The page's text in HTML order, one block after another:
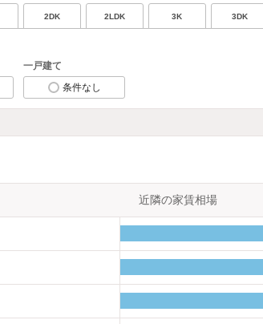
2DK 2LDK 3K 3DK
一戸建て
条件なし
近隣の家賃相場